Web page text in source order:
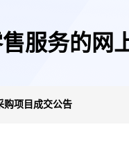
服务的网
购项目成交公告